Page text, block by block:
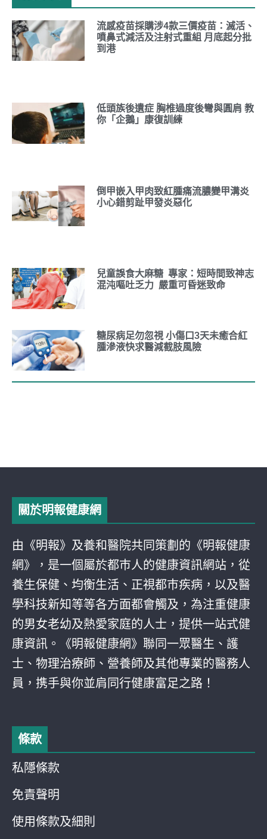
流感疫苗採購涉4款三價疫苗：滅活、
噴鼻式減活及注射式重組 月底起分批
到港
低頭族後遺症 胸椎過度後彎與圓肩 教
你「企鵝」康復訓練
倒甲嵌入甲肉致紅腫痛流膿變甲溝炎
小心錯剪趾甲發炎惡化
兒童誤食大麻糖 專家：短時間致神志
混沌嘔吐乏力 嚴重可昏迷致命
糖尿病足勿忽視 小傷口3天未癒合紅
腫滲液快求醫減截肢風險
關於明報健康網
由《明報》及養和醫院共同策劃的《明報健康
網》，是一個屬於都巿人的健康資訊網站，從
養生保健、均衡生活、正視都巿疾病，以及醫
學科技新知等等各方面都會觸及，為注重健康
的男女老幼及熱愛家庭的人士，提供一站式健
康資訊。《明報健康網》聯同一眾醫生、護
士、物理治療師、營養師及其他專業的醫務人
員，携手與你並肩同行健康富足之路！
條款
私隱條款
免責聲明
使用條款及細則